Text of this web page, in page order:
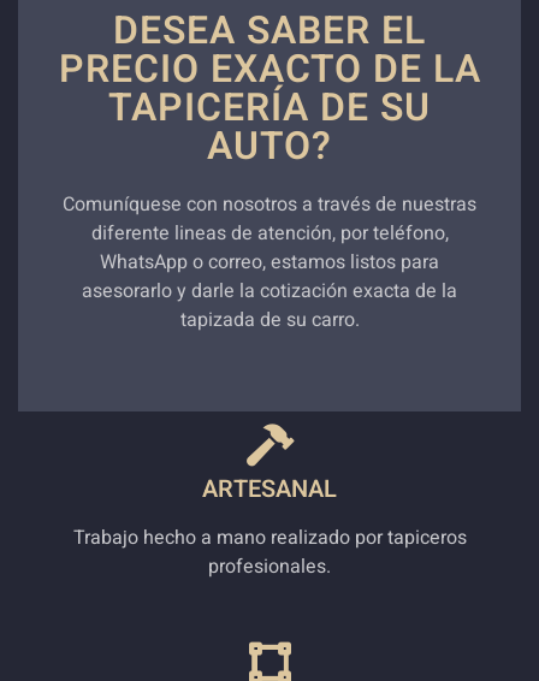
DESEA SABER EL
PRECIO EXACTO DE LA
TAPICERÍA DE SU
AUTO?
Comuníquese con nosotros a través de nuestras
diferente lineas de atención, por teléfono,
WhatsApp o correo, estamos listos para
asesorarlo y darle la cotización exacta de la
tapizada de su carro.
ARTESANAL
Trabajo hecho a mano realizado por tapiceros
profesionales.